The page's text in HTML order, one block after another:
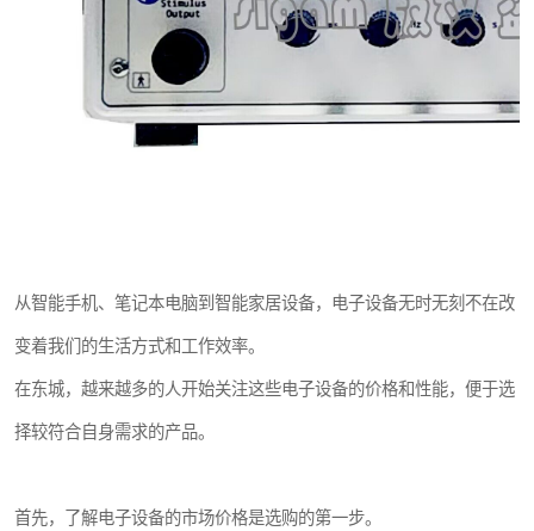
从智能手机、笔记本电脑到智能家居设备，电子设备无时无刻不在改
变着我们的生活方式和工作效率。
在东城，越来越多的人开始关注这些电子设备的价格和性能，便于选
择较符合自身需求的产品。
首先，了解电子设备的市场价格是选购的第一步。